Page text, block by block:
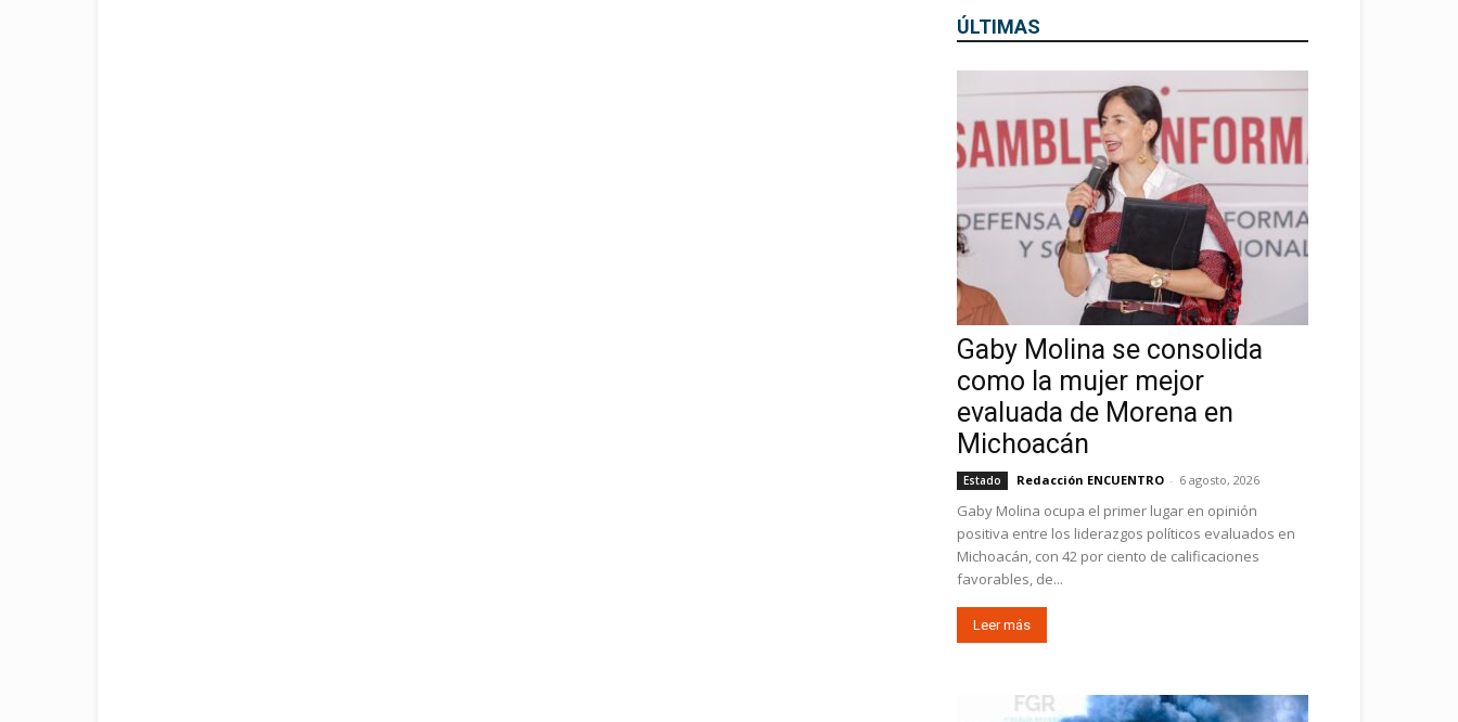
ÚLTIMAS
Gaby Molina se consolida
como la mujer mejor
evaluada de Morena en
Michoacán
Estado Redacción ENCUENTRO - 6 agosto, 2026
Gaby Molina ocupa el primer lugar en opinión
positiva entre los liderazgos políticos evaluados en
Michoacán, con 42 por ciento de calificaciones
favorables, de...
Leer más